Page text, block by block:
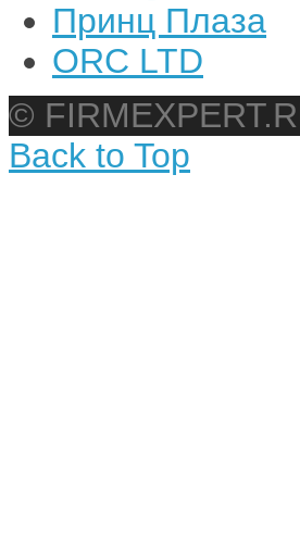
Принц Плаза
ORC LTD
©
Back to Top